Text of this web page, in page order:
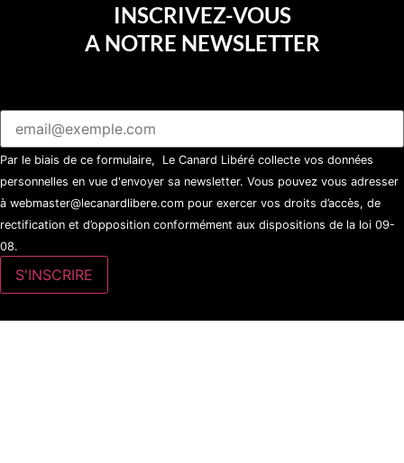
INSCRIVEZ-VOUS
A NOTRE NEWSLETTER
Par le biais de ce formulaire, Le Canard Libéré collecte vos données
personnelles en vue d'envoyer sa newsletter. Vous pouvez vous adresser
à webmaster@lecanardlibere.com pour exercer vos droits d’accès, de
rectification et d’opposition conformément aux dispositions de la loi 09-
08.